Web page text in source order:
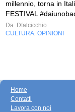
millennio, torna in
FESTIVAL
Da Dfalcicchio
CULTURA OPINIONI
Home
Contatti
Lavora con noi